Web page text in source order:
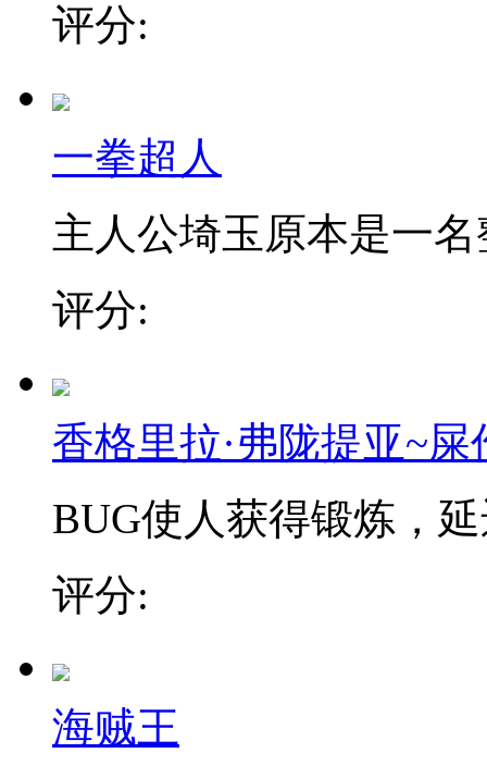
评分:
一拳超人
主人公埼玉原本是一名
评分:
香格里拉·弗陇提亚~
BUG使人获得锻炼，
评分:
海贼王